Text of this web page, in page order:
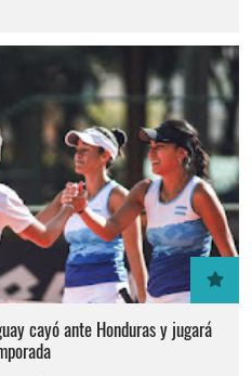
cayó ante Honduras y jugará